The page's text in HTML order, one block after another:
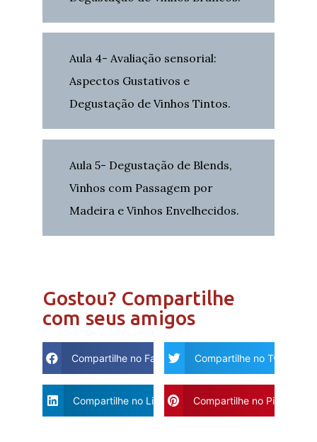
Aula 4- Avaliação sensorial:
Aspectos Gustativos e
Degustação de Vinhos Tintos.
Aula 5- Degustação de Blends,
Vinhos com Passagem por
Madeira e Vinhos Envelhecidos.
Gostou? Compartilhe
com seus amigos
Compartilhe no Facebook Compartilhe no Twitter
Compartilhe no Linkdin Compartilhe no Pinterest